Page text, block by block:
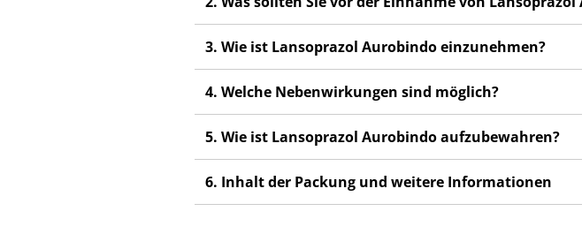
3. Wie ist Lansoprazol Aurobindo einzunehmen?
4. Welche Nebenwirkungen sind möglich?
5. Wie ist Lansoprazol Aurobindo aufzubewahren?
6. Inhalt der Packung und weitere Informationen